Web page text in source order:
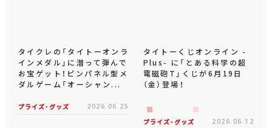
タイクレの「タイトーオンラ
インメダル」に潜って弾んで
お宝ゲット！ピンパネル型メ
ダルゲーム「オーシャン...
プライズ・グッズ 2026.06.25
タイトーくじオンライン -
Plus- に「とある科学の超
電磁砲T」くじが6月19日
（金）登場！
プライズ・グッズ 2026.06.12